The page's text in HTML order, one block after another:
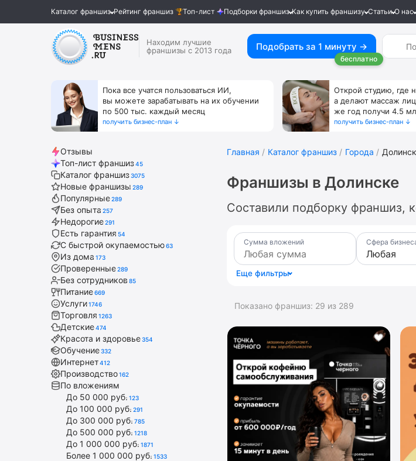
Каталог франшиз Рейтинг франшиз Топ-лист Подборки франшиз Как купить франшизу Статьи О нас
Находим лучшие
франшизы с 2013 года
Подобрать за 1 минуту →
бесплатно
Пока все учатся пользоваться ИИ,
вы можете зарабатывать на их обучении
по 500 тыс. каждый месяц
получить бизнес-план ↓
Открой студию, где
а делают массаж
же год получи 4.5
получить бизнес-план ↓
Отзывы
Топ-лист франшиз45
Каталог франшиз3075
Новые франшизы 289
Популярные289
Без опыта 257
Недорогие291
Есть гарантия 54
С быстрой окупаемостью63
Из дома 173
Проверенные289
Без сотрудников 85
Питание669
Услуги1746
Торговля 1263
Детские474
Красота и здоровье354
Обучение332
Интернет412
Производство162
По вложениям
До 50 000 руб. 123
До 100 000 руб. 291
До 300 000 руб. 785
До 500 000 руб. 1218
До 1 000 000 руб. 1871
Более 1 000 000 руб. 1533
Главная Каталог франшиз Города Долинск
Франшизы в Долинске
Составили подборку франшиз,
Сумма вложений Сфера
Еще фильтры
Показано франшиз: 29 из 289